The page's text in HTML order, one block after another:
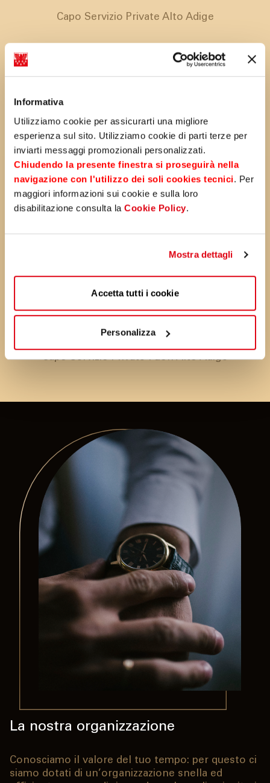
Informativa
Utilizziamo cookie per assicurarti una migliore
esperienza sul sito. Utilizziamo cookie di parti terze per
inviarti messaggi promozionali personalizzati.
Chiudendo la presente finestra si proseguirà nella
navigazione con l'utilizzo dei soli cookies tecnici. Per
maggiori informazioni sui cookie e sulla loro
disabilitazione consulta la Cookie Policy.
Mostra dettagli
Accetta tutti i cookie
Personalizza
Capo Servizio Private Alto Adige
Piergiulio Sgarbi
Capo Servizio Private Fuori Alto Adige
La nostra organizzazione
Conosciamo il valore del tuo tempo: per questo ci
siamo dotati di un’organizzazione snella ed
Sparkasse Wealth Advisory
Per noi, prenderci cura dei grandi patrimoni
significa soprattutto prenderci cura delle famiglie.
La consulenza evoluta
Ti offriamo un quadro completo della tua
situazione patrimoniale: attraverso strumenti di